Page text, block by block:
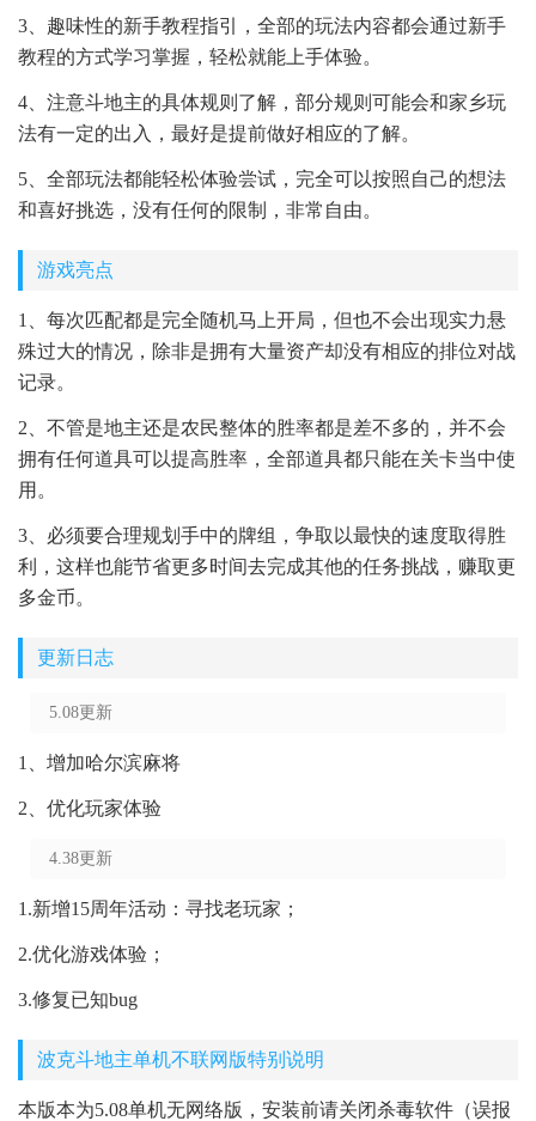
3、趣味性的新手教程指引，全部的玩法内容都会通过新手
教程的方式学习掌握，轻松就能上手体验。
4、注意斗地主的具体规则了解，部分规则可能会和家乡玩
法有一定的出入，最好是提前做好相应的了解。
5、全部玩法都能轻松体验尝试，完全可以按照自己的想法
和喜好挑选，没有任何的限制，非常自由。
游戏亮点
1、每次匹配都是完全随机马上开局，但也不会出现实力悬
殊过大的情况，除非是拥有大量资产却没有相应的排位对战
记录。
2、不管是地主还是农民整体的胜率都是差不多的，并不会
拥有任何道具可以提高胜率，全部道具都只能在关卡当中使
用。
3、必须要合理规划手中的牌组，争取以最快的速度取得胜
利，这样也能节省更多时间去完成其他的任务挑战，赚取更
多金币。
更新日志
5.08更新
1、增加哈尔滨麻将
2、优化玩家体验
4.38更新
1.新增15周年活动：寻找老玩家；
2.优化游戏体验；
3.修复已知bug
波克斗地主单机不联网版特别说明
本版本为5.08单机无网络版，安装前请关闭杀毒软件（误报